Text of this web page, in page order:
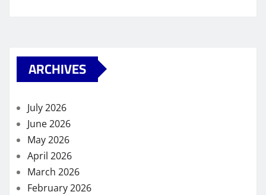
ARCHIVES
July 2026
June 2026
May 2026
April 2026
March 2026
February 2026